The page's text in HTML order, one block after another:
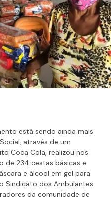
está sendo ainda mais
através de um
Coca Cola, realizou nos
de 234 cestas básicas e
e álcool em gel para
Sindicato dos Ambulantes
da comunidade de